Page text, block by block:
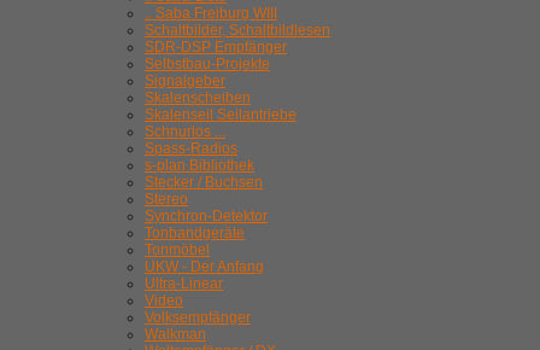
.. Saba Freiburg WIII
Schaltbilder, Schaltbildlesen
SDR-DSP Empfänger
Selbstbau-Projekte
Signalgeber
Skalenscheiben
Skalenseil Seilantriebe
Schnurlos ...
Spass-Radios
s-plan Bibliothek
Stecker / Buchsen
Stereo
Synchron-Detektor
Tonbandgeräte
Tonmöbel
UKW - Der Anfang
Ultra-Linear
Video
Volksempfänger
Walkman